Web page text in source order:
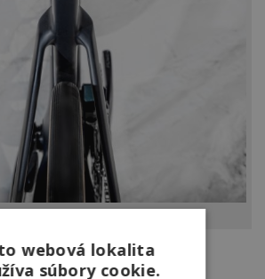
webová lokalita
súbory cookie.